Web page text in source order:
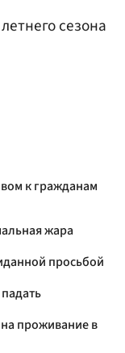
сезона
к гражданам
жара
просьбой
проживание в